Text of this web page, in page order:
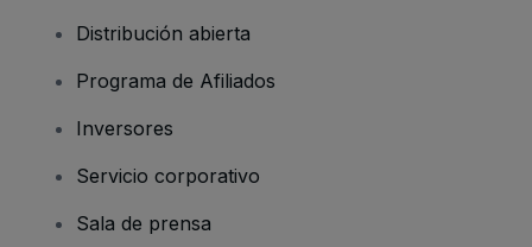
Distribución abierta
Programa de Afiliados
Inversores
Servicio corporativo
Sala de prensa